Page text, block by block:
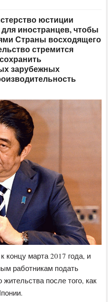
юстиции
иностранцев, чтобы
Страны восходящего
стремится
зарубежных
концу марта 2017 года, и
работникам подать
после того, как